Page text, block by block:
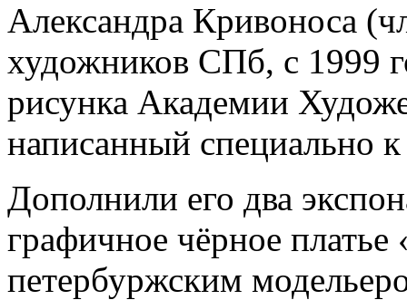
Александра Кривоноса
художников СПб, с 1999
рисунка Академии
написанный специально
Дополнили его два
графичное чёрное
петербуржским